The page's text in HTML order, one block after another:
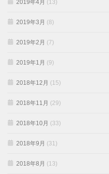
2019年4月 (13)
2019年3月 (8)
2019年2月 (7)
2019年1月 (9)
2018年12月 (15)
2018年11月 (29)
2018年10月 (33)
2018年9月 (31)
2018年8月 (13)